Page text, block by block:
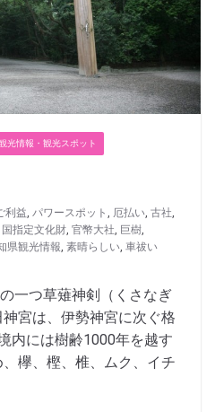
光情報・観光スポット
利益, パワースポット , 厄払い, 古社,
国指定文化財, 官幣大社, 巨樹,
県観光情報, 素晴らしい, 車祓い
一つ草薙神剣（くさなぎ
宮は、伊勢神宮に次ぐ格
内には樹齢1000年を越す
欅、樫、椎、ムク、イチ